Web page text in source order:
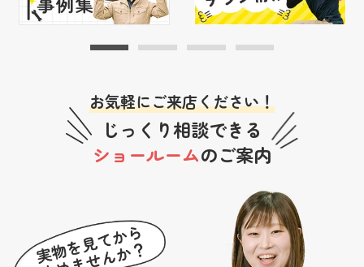
お気軽にご来店ください！
じっくり相談できる
ショールームのご案内